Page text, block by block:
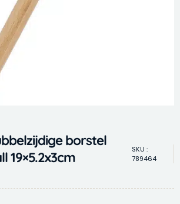
borstel
19×5.2x3cm
SKU :
789464